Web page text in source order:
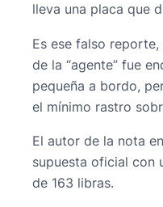
lleva una placa que
Es ese falso
de la “agente” fue
pequeña a bordo,
el mínimo rastro
El autor de la nota
supuesta oficial con
de 163 libras.